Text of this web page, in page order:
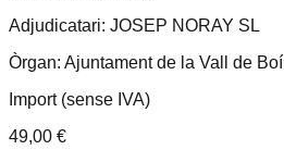
Adjudicatari: JOSEP NORAY SL
Òrgan: Ajuntament de la Vall de Boí
Import (sense IVA)
49,00 €